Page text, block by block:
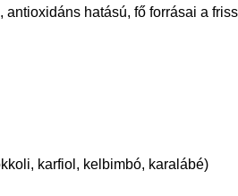
hatású, fő forrásai a
karfiol, kelbimbó, karalábé)